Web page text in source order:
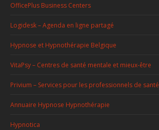
OfficePlus Business Centers
Logidesk – Agenda en ligne partagé
Hypnose et Hypnothérapie Belgique
VitaPsy – Centres de santé mentale et mieux-être
Privium – Services pour les professionnels de santé
Annuaire Hypnose Hypnothérapie
Hypnotica